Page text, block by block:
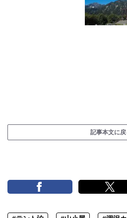
記事本文に戻